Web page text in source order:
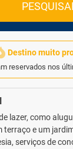
Destino muito
reservados nos
lazer, como
terraço e um
serviços de